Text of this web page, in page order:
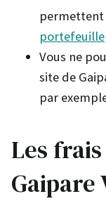
portefeuille
Vous ne
site de
par
Les frais
Gaipare